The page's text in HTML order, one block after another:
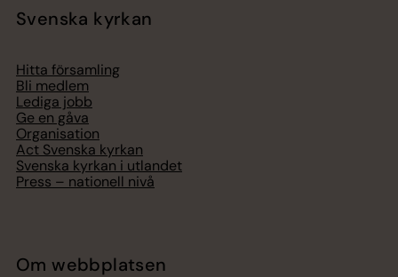
Svenska kyrkan
Hitta församling
Bli medlem
Lediga jobb
Ge en gåva
Organisation
Act Svenska kyrkan
Svenska kyrkan i utlandet
Press – nationell nivå
Om webbplatsen